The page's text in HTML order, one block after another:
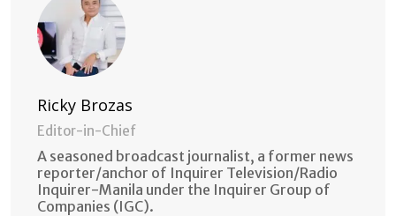
Ricky Brozas
Editor-in-Chief
A seasoned broadcast journalist, a former news
reporter/anchor of Inquirer Television/Radio
Inquirer-Manila under the Inquirer Group of
Companies (IGC).